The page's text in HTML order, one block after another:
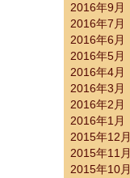
実施済み）
2016年9月
2016年7月
2016年6月
2016年5月
2016年4月
2016年3月
2016年2月
2016年1月
2015年12月
2015年11月
2015年10月